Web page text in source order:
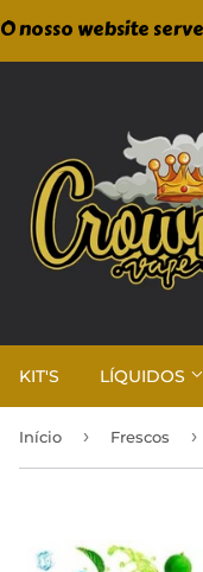
O nosso website
KIT'S LÍQUIDOS
Início › Frescos ›